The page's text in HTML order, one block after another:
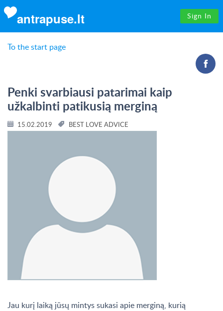
antrapuse.lt Sign In
To the start page
Penki svarbiausi patarimai kaip
užkalbinti patikusią merginą
15.02.2019 BEST LOVE ADVICE
Jau kurį laiką jūsų mintys sukasi apie merginą, kurią